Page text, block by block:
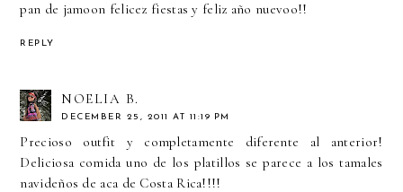
pan de jamoon felicez fiestas y feliz año nuevoo!!
REPLY
NOELIA B.
DECEMBER 25, 2011 AT 11:19 PM
Precioso outfit y completamente diferente al anterior!
Deliciosa comida uno de los platillos se parece a los tamales
navideños de aca de Costa Rica!!!!